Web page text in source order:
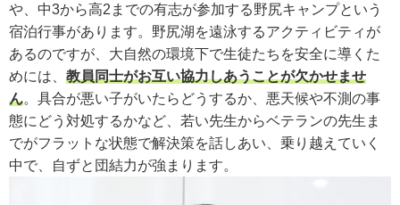
や、中3から高2までの有志が参加する野尻キャンプという
宿泊行事があります。野尻湖を遠泳するアクティビティが
あるのですが、大自然の環境下で生徒たちを安全に導くた
めには、 教員同士がお互い協力しあうことが欠かせませ
ん。具合が悪い子がいたらどうするか、悪天候や不測の事
態にどう対処するかなど、若い先生からベテランの先生ま
でがフラットな状態で解決策を話しあい、乗り越えていく
中で、自ずと団結力が強まります。